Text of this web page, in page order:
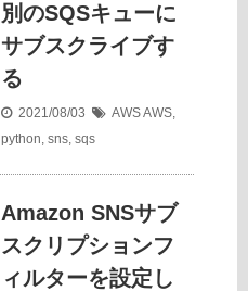
別のSQSキューに
サブスクライブす
る
2021/08/03 AWSAWS,
python, sns, sqs
Amazon SNSサブ
スクリプションフ
ィルターを設定し